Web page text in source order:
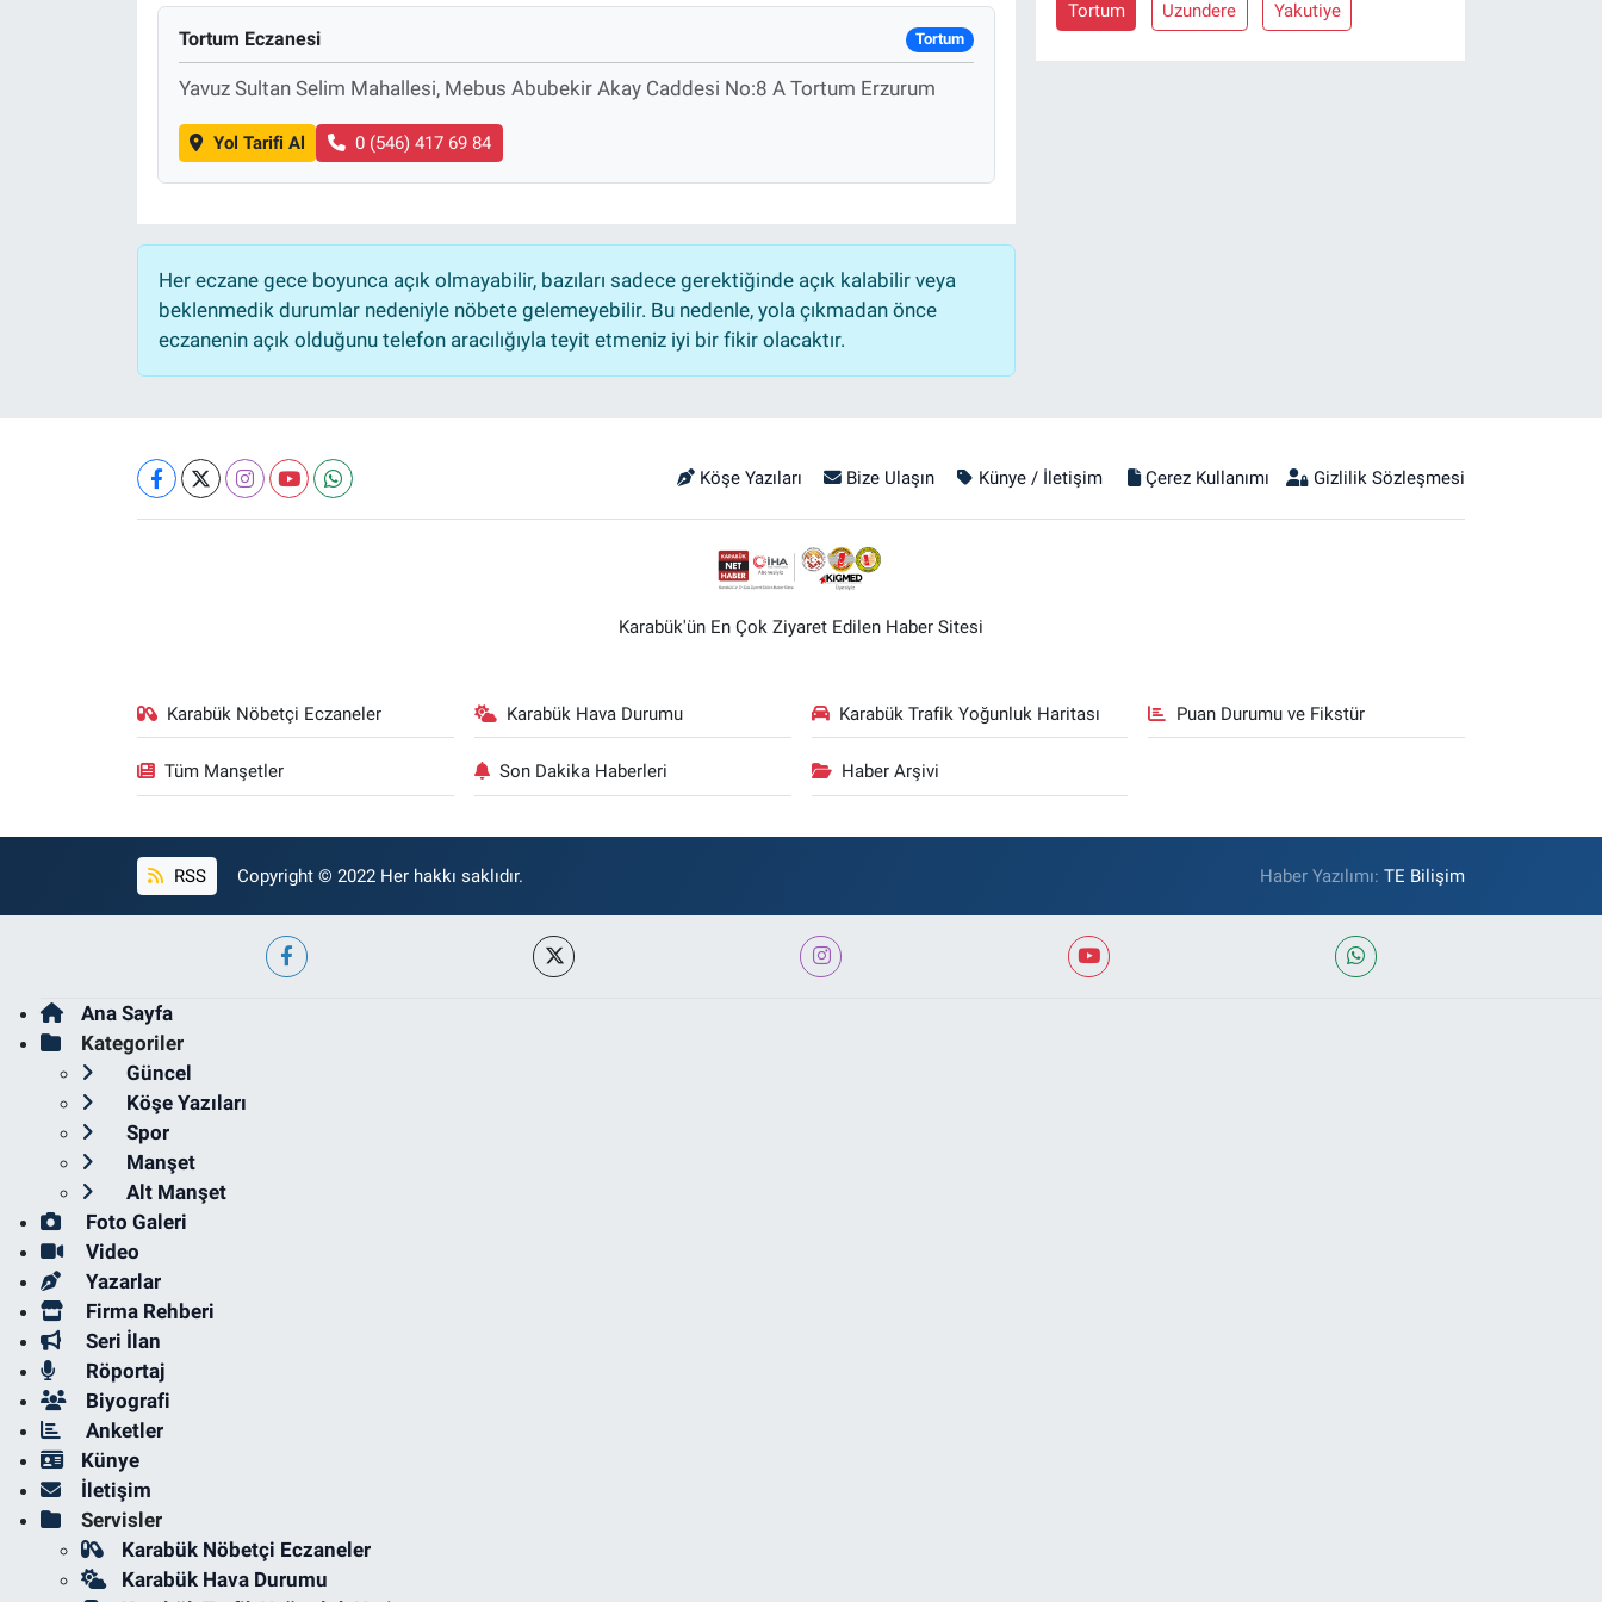
Tortum Eczanesi Tortum
Yavuz Sultan Selim Mahallesi, Mebus Abubekir Akay Caddesi No:8 A Tortum Erzurum
Yol Tarifi Al 0 (546) 417 69 84
Her eczane gece boyunca açık olmayabilir, bazıları sadece gerektiğinde açık kalabilir veya
beklenmedik durumlar nedeniyle nöbete gelemeyebilir. Bu nedenle, yola çıkmadan önce
eczanenin açık olduğunu telefon aracılığıyla teyit etmeniz iyi bir fikir olacaktır.
Tortum Uzundere Yakutiye
Köşe Yazıları Bize Ulaşın Künye / İletişim Çerez Kullanımı Gizlilik Sözleşmesi
Karabük'ün En Çok Ziyaret Edilen Haber Sitesi
Karabük Nöbetçi Eczaneler Karabük Hava Durumu Karabük Trafik Yoğunluk Haritası Puan Durumu ve Fikstür
Tüm Manşetler Son Dakika Haberleri Haber Arşivi
RSS Copyright © 2022 Her hakkı saklıdır. Haber Yazılımı:TE Bilişim
Ana Sayfa
Kategoriler
Güncel
Köşe Yazıları
Spor
Manşet
Alt Manşet
Foto Galeri
Video
Yazarlar
Firma Rehberi
Seri İlan
Röportaj
Biyografi
Anketler
Künye
İletişim
Servisler
Karabük Nöbetçi Eczaneler
Karabük Hava Durumu